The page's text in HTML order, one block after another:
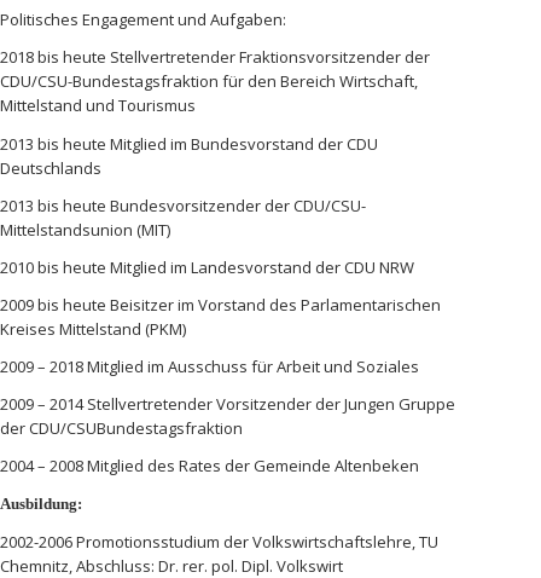
Politisches Engagement und Aufgaben:
2018 bis heute Stellvertretender Fraktionsvorsitzender der
CDU/CSU-Bundestagsfraktion für den Bereich Wirtschaft,
Mittelstand und Tourismus
2013 bis heute Mitglied im Bundesvorstand der CDU
Deutschlands
2013 bis heute Bundesvorsitzender der CDU/CSU-
Mittelstandsunion (MIT)
2010 bis heute Mitglied im Landesvorstand der CDU NRW
2009 bis heute Beisitzer im Vorstand des Parlamentarischen
Kreises Mittelstand (PKM)
2009 – 2018 Mitglied im Ausschuss für Arbeit und Soziales
2009 – 2014 Stellvertretender Vorsitzender der Jungen Gruppe
der CDU/CSUBundestagsfraktion
2004 – 2008 Mitglied des Rates der Gemeinde Altenbeken
Ausbildung:
2002-2006 Promotionsstudium der Volkswirtschaftslehre, TU
Chemnitz, Abschluss: Dr. rer. pol. Dipl. Volkswirt